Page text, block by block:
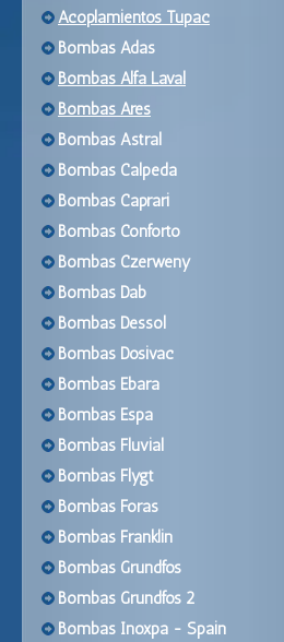
Acoplamientos Tupac
Bombas Adas
Bombas Alfa Laval
Bombas Ares
Bombas Astral
Bombas Calpeda
Bombas Caprari
Bombas Conforto
Bombas Czerweny
Bombas Dab
Bombas Dessol
Bombas Dosivac
Bombas Ebara
Bombas Espa
Bombas Fluvial
Bombas Flygt
Bombas Foras
Bombas Franklin
Bombas Grundfos
Bombas Grundfos 2
Bombas Inoxpa - Spain